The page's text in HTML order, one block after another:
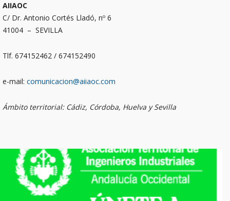
AIIAOC
C/ Dr. Antonio Cortés Lladó, nº 6
41004 – SEVILLA
Tlf. 674152462 / 674152490
e-mail: comunicacion@aiiaoc.com
Ámbito territorial: Cádiz, Córdoba, Huelva y Sevilla